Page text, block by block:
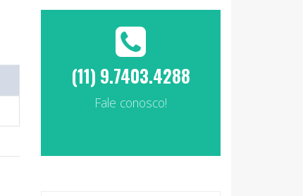
(11) 9.7403.4288
Fale conosco!